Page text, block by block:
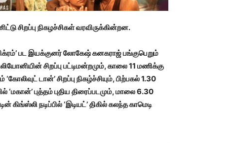
சிறப்பு நிகழச்சிகள் வரவிருக்கின்றன.
பட இயக்குனர் லோகேஷ் கனகராஜ் பங்குபெறும்
சிறப்பு பட்டிமன்றமும், காலை 11 மணிக்கு
டான்’ சிறப்பு நிகழ்ச்சியும், பிற்பகல் 1.30
‘மகான்’ புத்தம் புதிய திரைப்படமும், மாலை 6.30
கிங்ஸ்லி நடிப்பில் ‘இடியட்’ திகில் கலந்த காமெடி